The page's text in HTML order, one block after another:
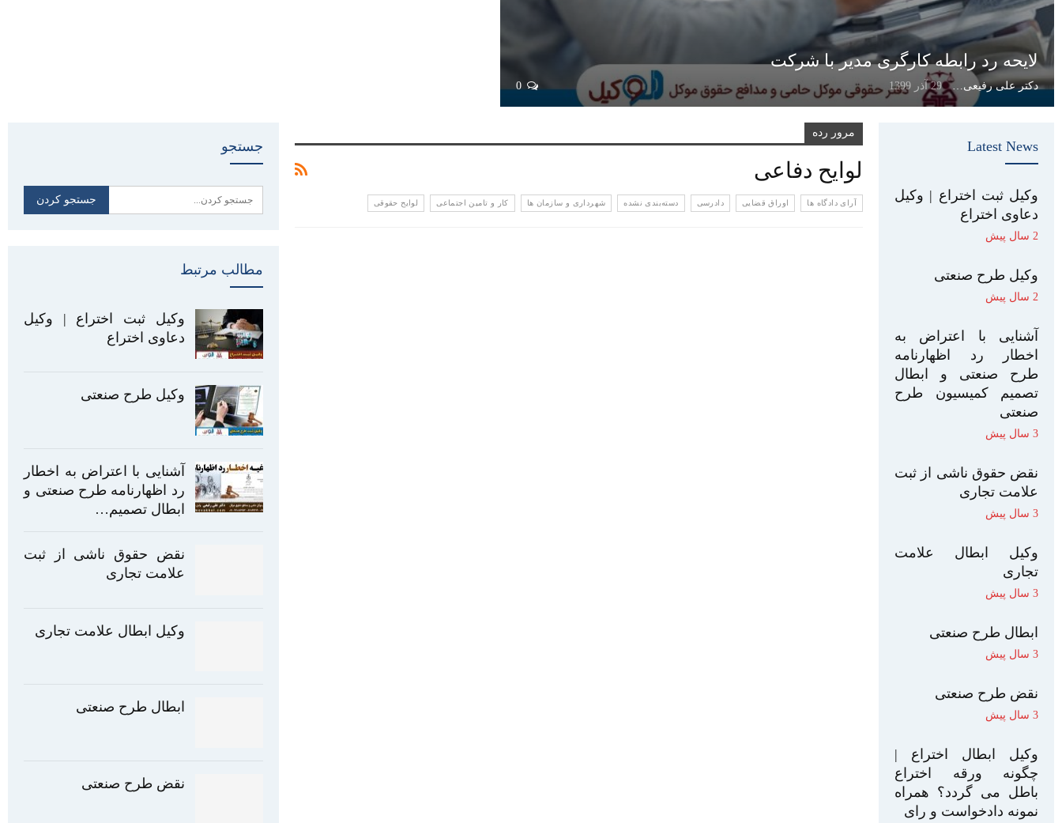
لایحه رد رابطه کارگری مدیر با شرکت
دکتر علی رفیعی 29 آذر 1399
مرور رده
لوایح دفاعی
آرای دادگاه ها اوراق قضایی دادرسی دسته‌بندی نشده شهرداری و سازمان ها کار و تامین اجتماعی لوایح حقوقی
جستجو
مطالب مرتبط
وکیل ثبت اختراع | وکیل
دعاوی اختراع
وکیل طرح صنعتی
آشنایی با اعتراض به اخطار
رد اظهارنامه طرح صنعتی و
ابطال تصمیم…
نقض حقوق ناشی از ثبت
علامت تجاری
وکیل ابطال علامت تجاری
ابطال طرح صنعتی
نقض طرح صنعتی
Latest News
وکیل ثبت اختراع | وکیل
دعاوی اختراع
2 سال پیش
وکیل طرح صنعتی
2 سال پیش
آشنایی با اعتراض به
اخطار رد اظهارنامه
طرح صنعتی و ابطال
تصمیم کمیسیون طرح
صنعتی
3 سال پیش
نقض حقوق ناشی از ثبت
علامت تجاری
3 سال پیش
وکیل ابطال علامت
تجاری
3 سال پیش
ابطال طرح صنعتی
3 سال پیش
نقض طرح صنعتی
3 سال پیش
وکیل ابطال اختراع |
چگونه ورقه اختراع
باطل می گردد؟ همراه
نمونه دادخواست و رای